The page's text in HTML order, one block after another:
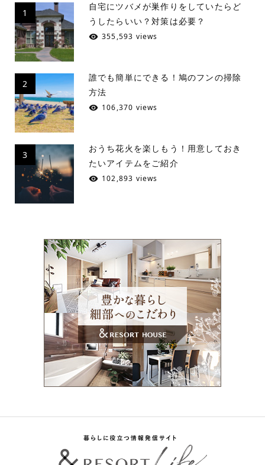
1
自宅にツバメが巣作りをしていたらど
うしたらいい？対策は必要？
355,593 views
2
誰でも簡単にできる！鳩のフンの掃除
方法
106,370 views
3
おうち花火を楽しもう！用意しておき
たいアイテムをご紹介
102,893 views